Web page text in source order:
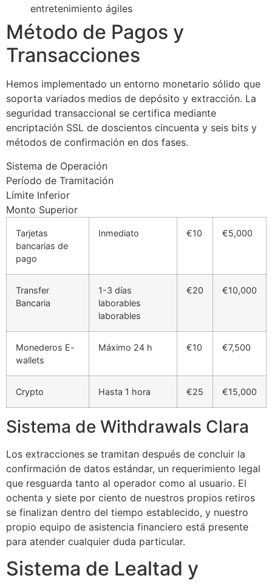
entretenimiento ágiles
Método de Pagos y
Transacciones
Hemos implementado un entorno monetario sólido que
soporta variados medios de depósito y extracción. La
seguridad transaccional se certifica mediante
encriptación SSL de doscientos cincuenta y seis bits y
métodos de confirmación en dos fases.
Sistema de Operación
Período de Tramitación
Límite Inferior
Monto Superior
Tarjetas
bancarias de
pago
Inmediato €10 €5,000
Transfer
Bancaria
1-3 días
laborables
laborables
€20 €10,000
Monederos E-
wallets
Máximo 24 h €10 €7,500
Crypto Hasta 1 hora €25 €15,000
Sistema de Withdrawals Clara
Los extracciones se tramitan después de concluir la
confirmación de datos estándar, un requerimiento legal
que resguarda tanto al operador como al usuario. El
ochenta y siete por ciento de nuestros propios retiros
se finalizan dentro del tiempo establecido, y nuestro
propio equipo de asistencia financiero está presente
para atender cualquier duda particular.
Sistema de Lealtad y